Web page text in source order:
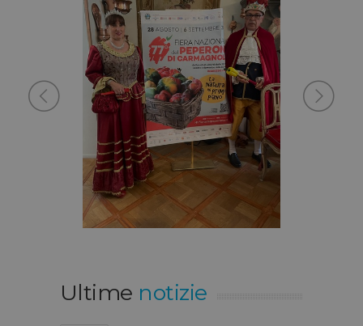
Ultime notizie